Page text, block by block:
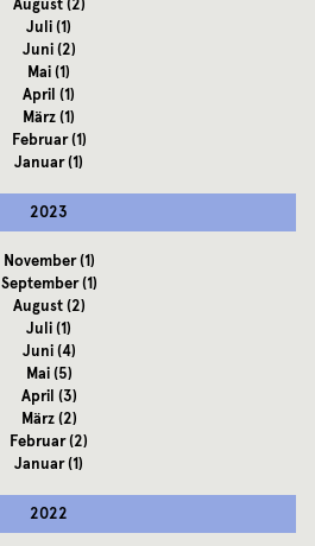
August(2)
Juli(1)
Juni(2)
Mai(1)
April (1)
März(1)
Februar(1)
Januar(1)
2023
November(1)
September(1)
August(2)
Juli(1)
Juni(4)
Mai(5)
April (3)
März(2)
Februar(2)
Januar(1)
2022